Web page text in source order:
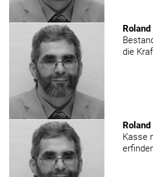
Roland
die
Roland
Kasse